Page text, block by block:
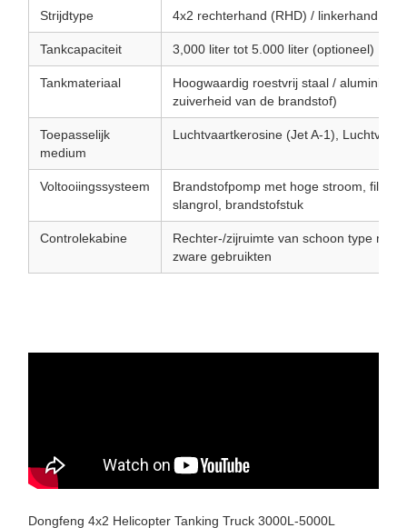
Strijdtype 4x2 rechterhand (RHD) / linkerhand
Tankcapaciteit 3,000 liter tot 5.000 liter (optioneel)
Tankmateriaal
Hoogwaardig roestvrij staal / aluminium
zuiverheid van de brandstof)
Toepasselijk
medium
Luchtvaartkerosine (Jet A-1),
Voltooiingssysteem
Brandstofpomp met hoge stroom,
slangrol, brandstofstuk
Controlekabine
Rechter-/zijruimte van schoon type met
zware gebruikten
Dongfeng 4x2 Helicopter Tanking Truck 3000L-5000L